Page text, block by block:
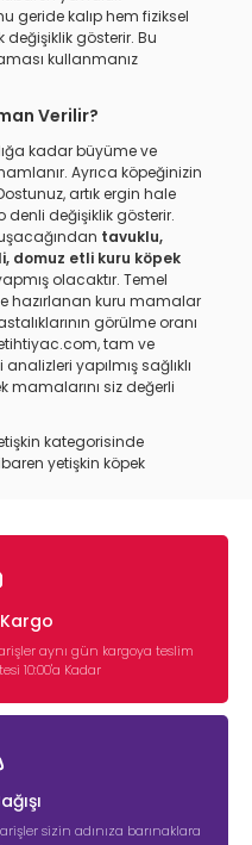
geride kalıp hem fiziksel
gösterir. Bu
kullanmanız
Verilir?
kadar büyüme ve
Ayrıca köpeğinizin
artık ergin hale
denli değişiklik gösterir.
tavuklu,
domuz etli kuru köpek
olacaktır. Temel
hazırlanan kuru mamalar
görülme oranı
tam ve
yapılmış sağlıklı
mamalarını siz değerli
kategorisinde
yetişkin köpek
verilmeleri
geçirdiği için
Kadar
4-5 öğün kuru mama
sorunlarının önüne
mama saatleri olmalıdır.
aynı gün kargoya teslim
10:00'a Kadar
sizin adınıza barınaklara